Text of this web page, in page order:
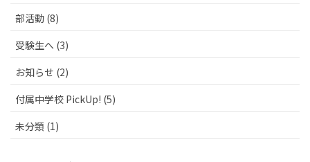
部活動 (8)
受験生へ (3)
お知らせ (2)
付属中学校 PickUp! (5)
未分類 (1)